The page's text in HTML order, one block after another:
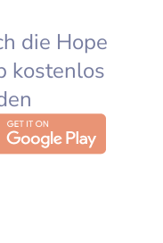
die Hope
kostenlos